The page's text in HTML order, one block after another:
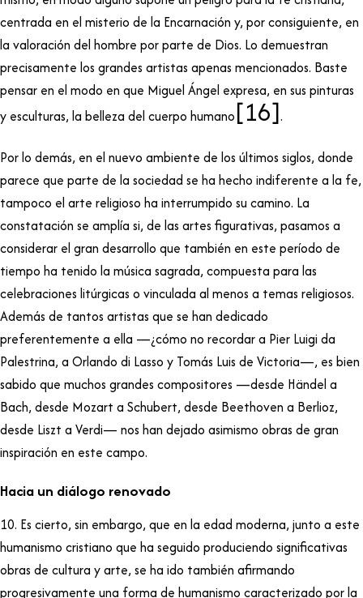
centrada en el misterio de la Encarnación y, por consiguiente, en
la valoración del hombre por parte de Dios. Lo demuestran
precisamente los grandes artistas apenas mencionados. Baste
pensar en el modo en que Miguel Ángel expresa, en sus pinturas
y esculturas, la belleza del cuerpo humano[16].
Por lo demás, en el nuevo ambiente de los últimos siglos, donde
parece que parte de la sociedad se ha hecho indiferente a la fe,
tampoco el arte religioso ha interrumpido su camino. La
constatación se amplía si, de las artes figurativas, pasamos a
considerar el gran desarrollo que también en este período de
tiempo ha tenido la música sagrada, compuesta para las
celebraciones litúrgicas o vinculada al menos a temas religiosos.
Además de tantos artistas que se han dedicado
preferentemente a ella —¿cómo no recordar a Pier Luigi da
Palestrina, a Orlando di Lasso y Tomás Luis de Victoria—, es bien
sabido que muchos grandes compositores —desde Händel a
Bach, desde Mozart a Schubert, desde Beethoven a Berlioz,
desde Liszt a Verdi— nos han dejado asimismo obras de gran
inspiración en este campo.
Hacia un diálogo renovado
10. Es cierto, sin embargo, que en la edad moderna, junto a este
humanismo cristiano que ha seguido produciendo significativas
obras de cultura y arte, se ha ido también afirmando
progresivamente una forma de humanismo caracterizado por la